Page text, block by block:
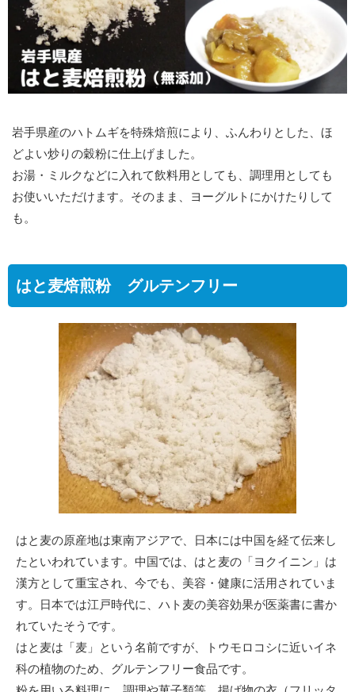
岩手県産のハトムギを特殊焙煎により、ふんわりとした、ほ
どよい炒りの穀粉に仕上げました。
お湯・ミルクなどに入れて飲料用としても、調理用としても
お使いいただけます。そのまま、ヨーグルトにかけたりして
も。
はと麦焙煎粉 グルテンフリー
はと麦の原産地は東南アジアで、日本には中国を経て伝来し
たといわれています。中国では、はと麦の「ヨクイニン」は
漢方として重宝され、今でも、美容・健康に活用されていま
す。日本では江戸時代に、ハト麦の美容効果が医薬書に書か
れていたそうです。
はと麦は「麦」という名前ですが、トウモロコシに近いイネ
科の植物のため、グルテンフリー食品です。